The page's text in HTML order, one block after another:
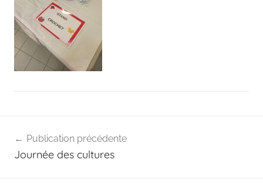
de
Publication précédente
Journée des cultures